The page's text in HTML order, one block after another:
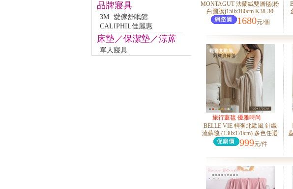
品牌寢具
3M 愛傢舒眠館
CALIPHIL佳麗惠
床墊／保潔墊／涼蓆
單人寢具
MONTAGUT 法蘭絨雙層毯(粉
白圖騰)150x180cm K38-30
1680元/個
旅行蓋毯 優雅時尚
BELLE VIE 輕奢北歐風 針織
流蘇毯 (130x170cm) 多色任選
999元/件